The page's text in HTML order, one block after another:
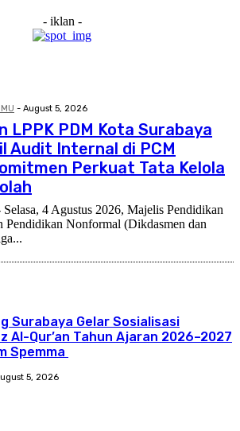
- iklan -
- August 5, 2026
LPPK PDM Kota Surabaya
Audit Internal di PCM
Perkuat Tata Kelola
4 Agustus 2026, Majelis Pendidikan
Pendidikan Nonformal (Dikdasmen dan
Surabaya Gelar Sosialisasi
Al-Qur’an Tahun Ajaran 2026–2027
Spemma
5, 2026